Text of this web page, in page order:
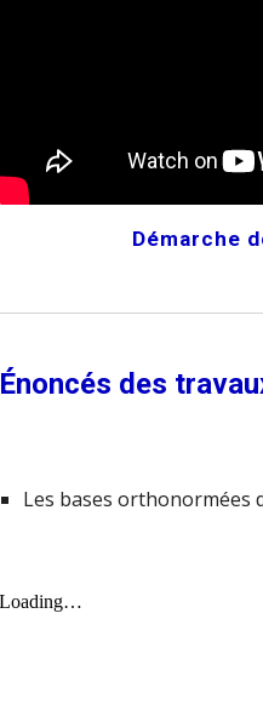
Démarche
Énoncés des
Les bases orthonormées